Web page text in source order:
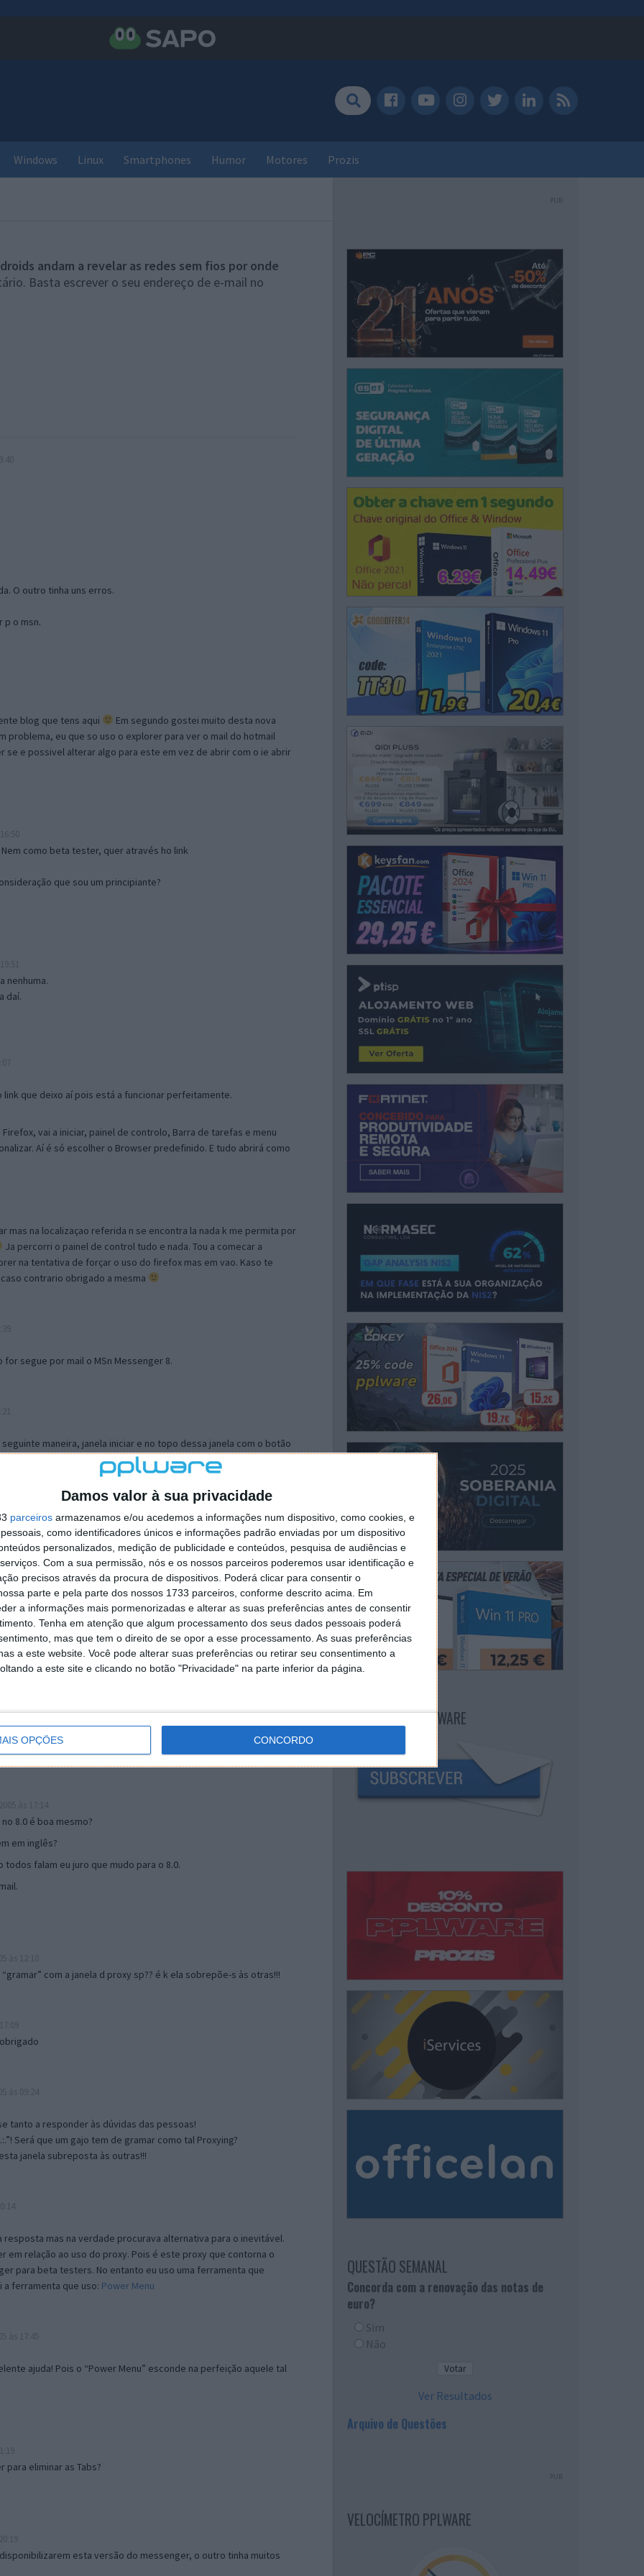
Damos valor à sua privacidade
parceiros armazenamos e/ou acedemos a informações num dispositivo, como cookies, e
como identificadores únicos e informações padrão enviadas por um dispositivo
personalizados, medição de publicidade e conteúdos, pesquisa de audiências e
Com a sua permissão, nós e os nossos parceiros poderemos usar identificação e
precisos através da procura de dispositivos. Poderá clicar para consentir o
parte e pela parte dos nossos 1733 parceiros, conforme descrito acima. Em
a informações mais pormenorizadas e alterar as suas preferências antes de consentir
Tenha em atenção que algum processamento dos seus dados pessoais poderá
mas que tem o direito de se opor a esse processamento. As suas preferências
a este website. Você pode alterar suas preferências ou retirar seu consentimento a
a este site e clicando no botão "Privacidade" na parte inferior da página.
OPÇÕES CONCORDO
Windows Linux Smartphones Humor Motores Prozis
andam a revelar as redes sem fios por onde
Basta escrever o seu endereço de e-mail no
O outro tinha uns erros.
p o msn.
blog que tens aqui
Em segundo gostei muito desta nova
problema, eu que so uso o explorer para ver o mail do hotmail
se e possivel alterar algo para este em vez de abrir com o ie abrir
como beta tester, quer através ho link
que sou um principiante?
nenhuma.
daí.
que deixo aí pois está a funcionar perfeitamente.
vai a iniciar, painel de controlo, Barra de tarefas e menu
Aí é só escolher o Browser predefinido. E tudo abrirá como
mas na localizaçao referida n se encontra la nada k me permita por
Ja percorri o painel de control tudo e nada. Tou a comecar a
na tentativa de forçar o uso do firefox mas em vao. Kaso te
contrario obrigado a mesma
for segue por mail o MSn Messenger 8.
maneira, janela iniciar e no topo dessa janela com o botão
separador Menu ‘Iniciar’ clica no botão ‘Personalizar’ aí
escolheres o Browser com que queres navegar e o gestor de
ao teu Firefox e nas ferramentas ou tools escolhes ‘Opções’ ou
e logo perto do fim encontras um local para colocares um visto
é o browser predefinido.
mail algum.
17:00
8.0 é boa mesmo?
em inglês?
falam eu juro que mudo para o 8.0.
com a janela d proxy sp?? é k ela sobrepõe-s às otras!!!
tanto a responder às dúvidas das pessoas!
Será que um gajo tem de gramar como tal Proxying?
janela subreposta às outras!!!
mas na verdade procurava alternativa para o inevitável.
em relação ao uso do proxy. Pois é este proxy que contorna o
para beta testers. No entanto eu uso uma ferramenta que
ferramenta que uso: Power Menu
ajuda! Pois o “Power Menu” esconde na perfeição aquele tal
para eliminar as Tabs?
esta versão do messenger, o outro tinha muitos
PUB
NEWSLETTER PPLWARE
QUESTÃO SEMANAL
Concorda com a renovação das notas de
euro?
Sim
Não
Ver Resultados
Arquivo de Questões
PUB
VELOCÍMETRO PPLWARE